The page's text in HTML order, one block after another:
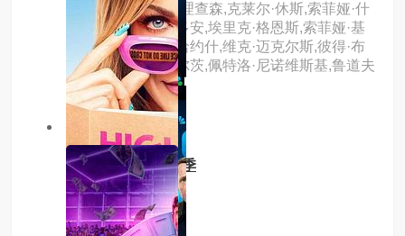
娜·加德纳,安德鲁·理查森,克莱尔·休斯,索菲娅·什
克利亚鲁克,伊万·多安,埃里克·格恩斯,索菲娅·基
里琴科,西拉尔德·哈约什,维克·迈克尔斯,彼得·布
鲁克,亚特乔姆·吉尔茨,佩特洛·尼诺维斯基,鲁道夫
·莫尔纳尔
9.0分 更新至09集
芝加哥烈焰第十四季
主演：内详